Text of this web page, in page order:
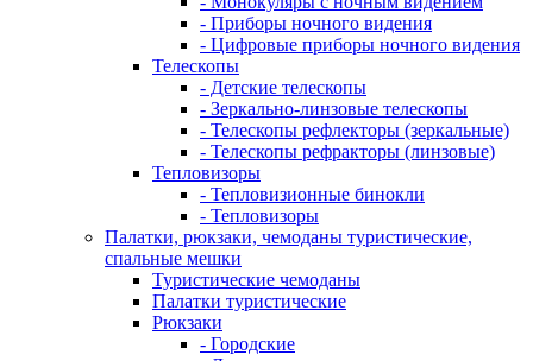
- Приборы ночного видения
- Цифровые приборы ночного видения
Телескопы
- Детские телескопы
- Зеркально-линзовые телескопы
- Телескопы рефлекторы (зеркальные)
- Телескопы рефракторы (линзовые)
Тепловизоры
- Тепловизионные бинокли
- Тепловизоры
Палатки, рюкзаки, чемоданы туристические,
спальные мешки
Туристические чемоданы
Палатки туристические
Рюкзаки
- Городские